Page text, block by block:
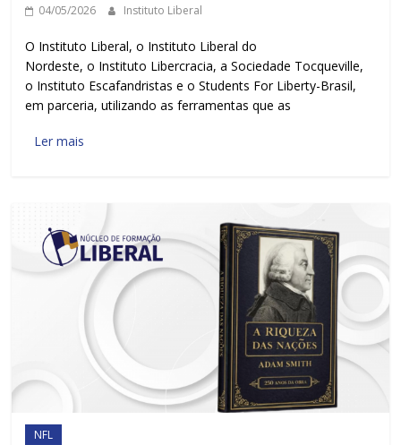
04/05/2026 Instituto Liberal
O Instituto Liberal, o Instituto Liberal do
Nordeste, o Instituto Libercracia, a Sociedade Tocqueville,
o Instituto Escafandristas e o Students For Liberty-Brasil,
em parceria, utilizando as ferramentas que as
Ler mais
NFL